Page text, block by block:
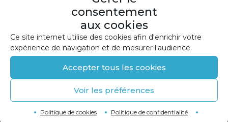
consentement
aux cookies
Ce site internet utilise des cookies afin d'enrichir votre
expérience de navigation et de mesurer l'audience.
Accepter tous les cookies
Voir les préférences
Politique de cookies Politique de confidentialité
Mentions légales
Politique de confidentialité
Politique de cookies (UE)
Conception et réalisation :Canopée
Retour en haut de page↑